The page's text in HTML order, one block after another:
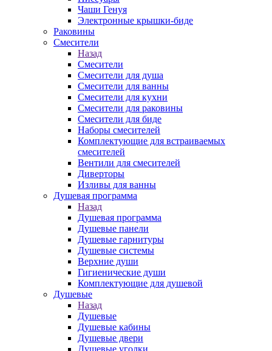
Чаши Генуя
Электронные крышки-биде
Раковины
Смесители
Назад
Смесители
Смесители для душа
Смесители для ванны
Смесители для кухни
Смесители для раковины
Смесители для биде
Наборы смесителей
Комплектующие для встраиваемых
смесителей
Вентили для смесителей
Диверторы
Изливы для ванны
Душевая программа
Назад
Душевая программа
Душевые панели
Душевые гарнитуры
Душевые системы
Верхние души
Гигиенические души
Комплектующие для душевой
Душевые
Назад
Душевые
Душевые кабины
Душевые двери
Душевые уголки